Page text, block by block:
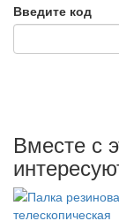
Введите код
Вместе с